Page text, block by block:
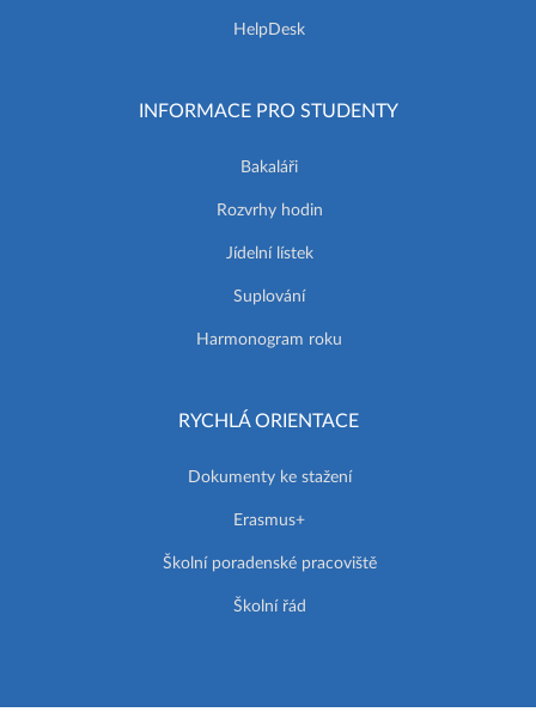
HelpDesk
INFORMACE PRO STUDENTY
Bakaláři
Rozvrhy hodin
Jídelní lístek
Suplování
Harmonogram roku
RYCHLÁ ORIENTACE
Dokumenty ke stažení
Erasmus+
Školní poradenské pracoviště
Školní řád